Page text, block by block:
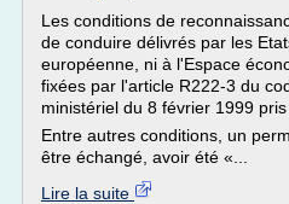
Les conditions de
de conduire délivrés par les
européenne, ni à l'Espace
fixées par l'article R222-3 du
ministériel du 8 février 1999
Entre autres conditions, un
être échangé, avoir été «...
Lire la suite